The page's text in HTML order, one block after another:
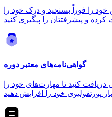
خود را فوراً بسنجید و درک خود را
گواهی‌نامه‌های معتبر دوره
کنید تا مهارت‌های خود را